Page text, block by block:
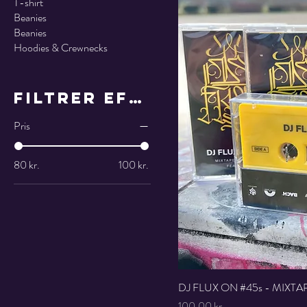
Beanies
Beanies
Hoodies & Crewnecks
Filtrer efter
Pris
80 kr. 100 kr.
DJ FLUX ON #45s -